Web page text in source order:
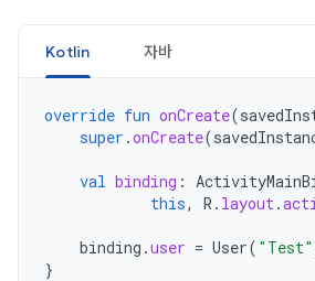
Kotlin 자바
override fun onCreate(
super .onCreate(
val binding :
this, R . layout.
binding .user = User( "Test"
}